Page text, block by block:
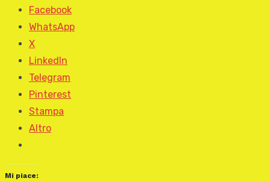
Facebook
WhatsApp
X
LinkedIn
Telegram
Pinterest
Stampa
Altro
Mi piace: